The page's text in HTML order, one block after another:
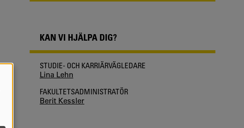
KAN VI HJÄLPA DIG?
STUDIE- OCH KARRIÄRVÄGLEDARE
Lina Lehn
FAKULTETSADMINISTRATÖR
Berit Kessler